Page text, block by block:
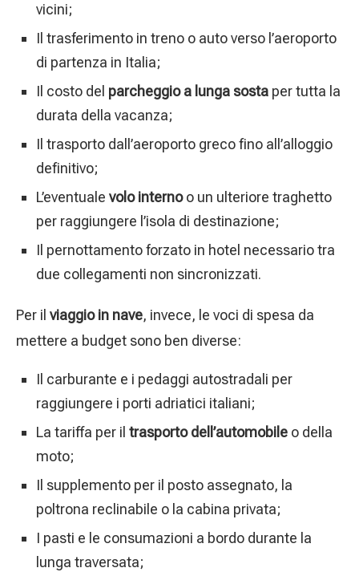
vicini;
Il trasferimento in treno o auto verso l’aeroporto
di partenza in Italia;
Il costo del parcheggio a lunga sosta per tutta la
durata della vacanza;
Il trasporto dall’aeroporto greco fino all’alloggio
definitivo;
L’eventuale volo internoo un ulteriore traghetto
per raggiungere l’isola di destinazione;
Il pernottamento forzato in hotel necessario tra
due collegamenti non sincronizzati.
Per il viaggio in nave, invece, le voci di spesa da
mettere a budget sono ben diverse:
Il carburante e i pedaggi autostradali per
raggiungere i porti adriatici italiani;
La tariffa per il trasporto dell’automobile o della
moto;
Il supplemento per il posto assegnato, la
poltrona reclinabile o la cabina privata;
I pasti e le consumazioni a bordo durante la
lunga traversata;